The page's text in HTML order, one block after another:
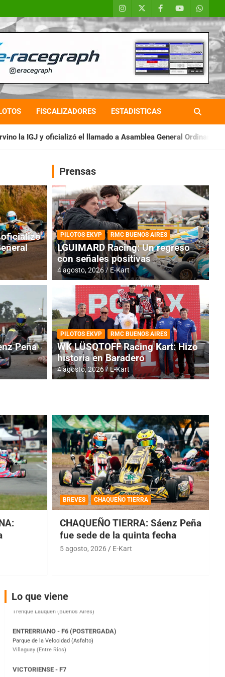
FISCALIZADORES ESTADISTICAS
a Asamblea General Ordinaria IAME SERIES
RMC BUENOS AIRES
Cerró una jornada
oficializó
Peña
Prensas
PILOTOS EKVP RMC BUENOS AIRES
LGUIMARD Racing: Un regreso
con señales positivas
4 agosto, 2026 E-Kart
PILOTOS EKVP RMC BUENOS AIRES
WK LÜSQTOFF Racing Kart: Hizo
historia en Baradero
4 agosto, 2026 E-Kart
BREVES CHAQUEÑO TIERRA
CHAQUEÑO TIERRA: Sáenz Peña
fue sede de la quinta fecha
5 agosto, 2026 E-Kart
Lo que viene
COBERTURA ESPECIAL DE E-KART.COM.AR
08/09-AGO
IAME SERIES ARGENTINA 6
Ramiro Tot (Asfalto)
Baradero (Buenos Aires)
Parque de la Velocidad (Asfalto)
El Cerro (Tierra)
Victoria (Entre Ríos)
Moto Club Reginense (Tierra)